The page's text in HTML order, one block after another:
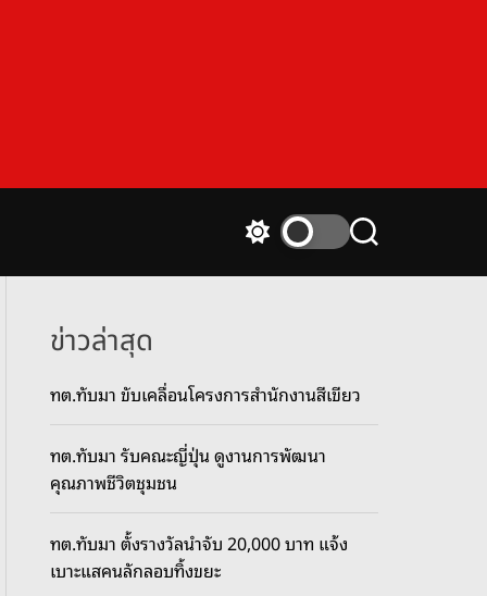
i
o
r
e
S
a
ข่าวล่าสุด
ทต.ทับมา ขับเคลื่อนโครงการสำนักงานสีเขียว
ทต.ทับมา รับคณะญี่ปุ่น ดูงานการพัฒนา
คุณภาพชีวิตชุมชน
ทต.ทับมา ตั้งรางวัลนำจับ 20,000 บาท แจ้ง
เบาะแสคนลักลอบทิ้งขยะ